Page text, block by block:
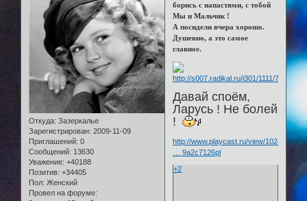
Откуда: Зазеркалье
Зарегистрирован: 2009-11-09
Приглашений: 0
Сообщений: 13630
Уважение: +40188
Позитив: +34405
Пол: Женский
Провел на форуме:
борись с напастями, с тобой
Мы и Мальчик !
А посидели вчера хорошо.
Душевно, а это самое
главное.
Давай споём,
Ларусь ! Не болей
!
http://www.playcast.ru/view/1024407/
… 9a2c7126pl
+2